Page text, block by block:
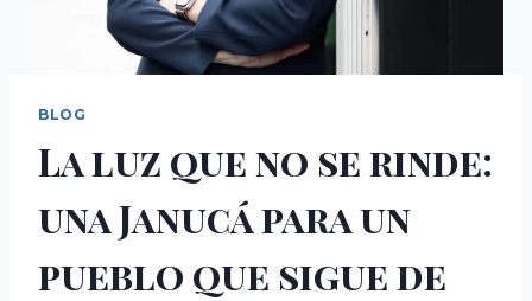
BLOG
La luz que no se rinde:
una Janucá para un
pueblo que sigue de